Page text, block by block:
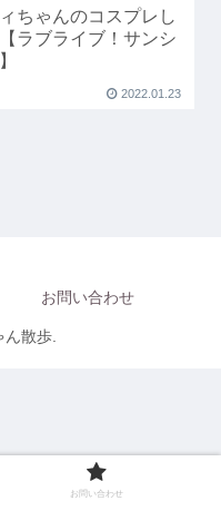
ちゃんのコスプレし
ラブライブ！サンシ
2022.01.23
お問い合わせ
散歩.
お問い合わせ